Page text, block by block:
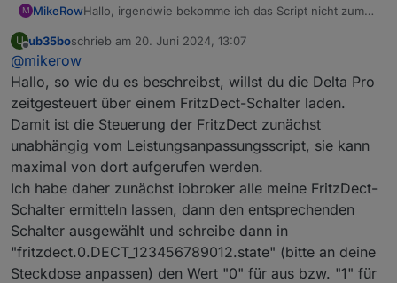
M MikeRowHallo, irgendwie bekomme ich das Script nicht zum
nicht geschaltet!
Ich habe eine existierende PV Anlage und habe den
ist der Tibber Pulse angegeben. Am AC Eingang der
Delta Pro ist eine Fritz Dect angeschlossen. Ich habe
das Script nun schon mehrfach geprüft und die
Videos kann ich fast auswendig. Egal was ich
einstelle, die Fritz Dect wird nicht geschaltet. Hat
jemand eine Idee für mich?@Waly_de
mal vielleicht die angehängte Config ansehen. Ich bin
sonst mit meinem Latein am Ende :-(
Screenshot 2024-06-18 130625.png
Spoiler
U
Offline
ub35boschrieb am 20. Juni 2024, 13:07
zuletzt editiert von
@mikerow
Hallo, so wie du es beschreibst, willst du die Delta Pro
zeitgesteuert über einem FritzDect-Schalter laden.
Damit ist die Steuerung der FritzDect zunächst
unabhängig vom Leistungsanpassungsscript, sie kann
maximal von dort aufgerufen werden.
Ich habe daher zunächst iobroker alle meine FritzDect-
Schalter ermitteln lassen, dann den entsprechenden
Schalter ausgewählt und schreibe dann in
"fritzdect.0.DECT_123456789012.state" (bitte an deine
Steckdose anpassen) den Wert "0" für aus bzw. "1" für